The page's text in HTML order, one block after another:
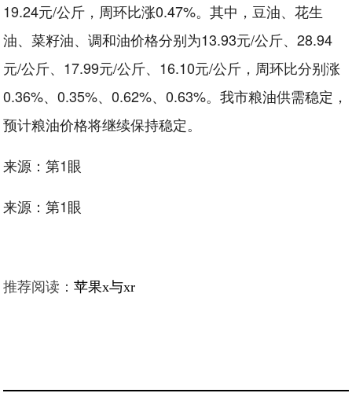
19.24元/公斤，周环比涨0.47%。其中，豆油、花生
油、菜籽油、调和油价格分别为13.93元/公斤、28.94
元/公斤、17.99元/公斤、16.10元/公斤，周环比分别涨
0.36%、0.35%、0.62%、0.63%。我市粮油供需稳定，
预计粮油价格将继续保持稳定。
来源：第1眼
来源：第1眼
推荐阅读：苹果x与xr